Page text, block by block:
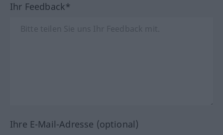
Ihr Feedback*
Ihre E-Mail-Adresse (optional)